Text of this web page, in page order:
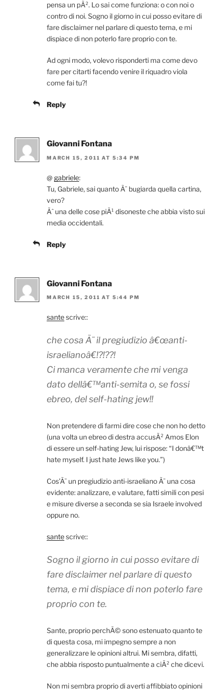
pensa un pÃ². Lo sai come funziona: o con noi o
contro di noi. Sogno il giorno in cui posso evitare di
fare disclaimer nel parlare di questo tema, e mi
dispiace di non poterlo fare proprio con te.
Ad ogni modo, volevo risponderti ma come devo
fare per citarti facendo venire il riquadro viola
come fai tu?!
Reply
Giovanni Fontana
MARCH 15, 2011 AT 5:34 PM
@ gabriele:
Tu, Gabriele, sai quanto Ã¨ bugiarda quella cartina,
vero?
Ãˆ una delle cose piÃ¹ disoneste che abbia visto sui
media occidentali.
Reply
Giovanni Fontana
MARCH 15, 2011 AT 5:44 PM
santescrive::
che cosa Ã¨ il pregiudizio â€œanti-
israelianoâ€!?!??!
Ci manca veramente che mi venga
dato dellâ€™anti-semita o, se fossi
ebreo, del self-hating jew!!
Non pretendere di farmi dire cose che non ho detto
(una volta un ebreo di destra accusÃ² Amos Elon
di essere un self-hating Jew, lui rispose: “I donâ€™t
hate myself. I just hate Jews like you.”)
Cos’Ã¨ un pregiudizio anti-israeliano Ã¨ una cosa
evidente: analizzare, e valutare, fatti simili con pesi
e misure diverse a seconda se sia Israele involved
oppure no.
santescrive::
Sogno il giorno in cui posso evitare di
fare disclaimer nel parlare di questo
tema, e mi dispiace di non poterlo fare
proprio con te.
Sante, proprio perchÃ© sono estenuato quanto te
di questa cosa, mi impegno sempre a non
generalizzare le opinioni altrui. Mi sembra, difatti,
che abbia risposto puntualmente a ciÃ² che dicevi.
Non mi sembra proprio di averti affibbiato opinioni